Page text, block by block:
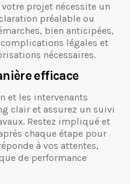
projet nécessite un
préalable ou
bien anticipées,
légales et
nécessaires.
efficace
et les intervenants
clair et assurez un suivi
Restez impliqué et
chaque étape pour
à vos attentes,
de performance